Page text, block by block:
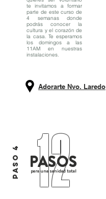
te invitamos a formar
parte de este curso de
4 semanas donde
podrás conocer la
cultura y el corazón de
la casa. Te esperamos
los domingos a las
11AM en nuestras
instalaciones.
Adorarte Nvo. Laredo
12
PASOS
para una sanidad total
PASO 4